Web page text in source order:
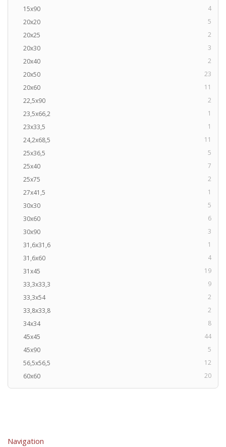
15x90
4
20x20
5
20x25
2
20x30
3
20x40
2
20x50
23
20x60
11
22,5x90
2
23,5x66,2
1
23x33,5
1
24,2x68,5
11
25x36,5
5
25x40
7
25x75
2
27x41,5
1
30x30
5
30x60
6
30x90
3
31,6x31,6
1
31,6x60
4
31x45
19
33,3x33,3
9
33,3x54
2
33,8x33,8
2
34x34
8
45x45
44
45x90
5
56,5x56,5
12
60x60
20
Navigation